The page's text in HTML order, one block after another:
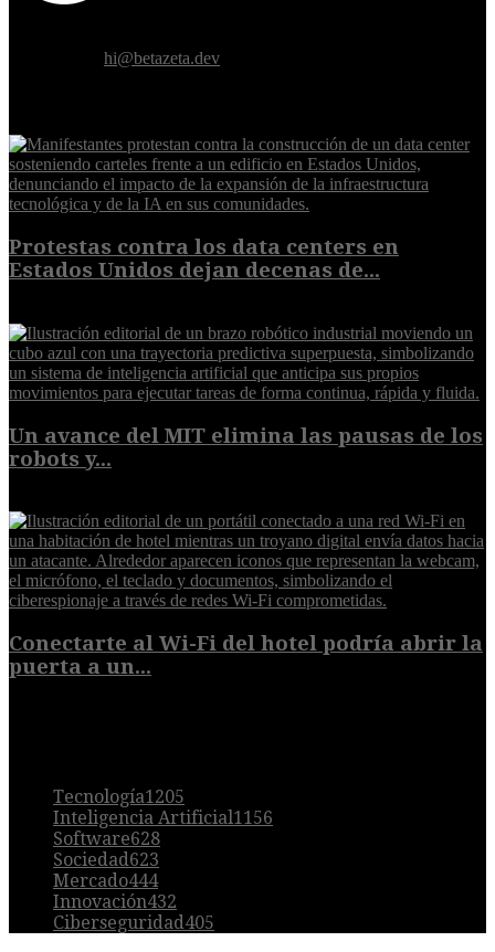
hi@betazeta.dev
Protestas contra los data centers en
Estados Unidos dejan decenas de...
Un avance del MIT elimina las pausas de los
robots y...
Conectarte al Wi-Fi del hotel podría abrir la
puerta a un...
Tecnología1205
Inteligencia Artificial1156
Software628
Sociedad623
Mercado444
Innovación432
Ciberseguridad405